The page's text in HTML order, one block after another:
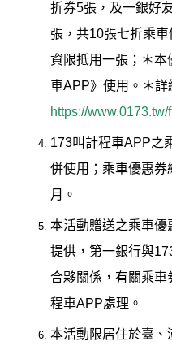
折券5張，及一銀好
張，共10張七折乘
資限抵用一張；＊本
車APP》使用。＊
https://
173叫計程車APP之
併使用；乘車優惠券
月。
本活動贈送之乘車優
提供，第一銀行與
合夥關係，有關乘車
程車APP處理。
本活動限居住於臺、